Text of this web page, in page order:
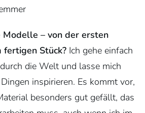
– von der ersten
fertigen Stück? Ich gehe einfach
die Welt und lasse mich
inspirieren. Es kommt vor,
besonders gut gefällt, das